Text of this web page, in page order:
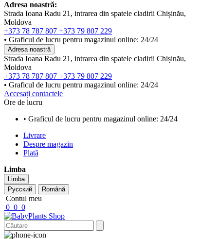
Adresa noastră:
Strada Ioana Radu 21, intrarea din spatele cladirii Chișinău,
Moldova
+373 78 787 807 +373 79 807 229
• Graficul de lucru pentru magazinul online: 24/24
Adresa noastră
Strada Ioana Radu 21, intrarea din spatele cladirii Chișinău,
Moldova
+373 78 787 807 +373 79 807 229
• Graficul de lucru pentru magazinul online: 24/24
Accesați contactele
Ore de lucru
• Graficul de lucru pentru magazinul online: 24/24
Livrare
Despre magazin
Plată
Limba
Limba
Русский
Română
Contul meu
0 0 0